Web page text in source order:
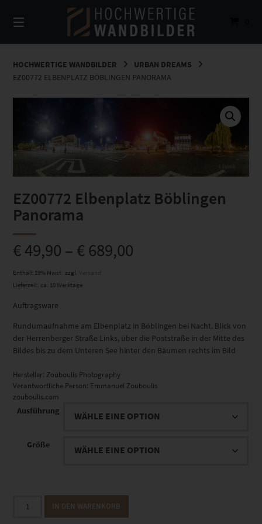
zum
Inhalt
HOCHWERTIGE WANDBILDER
URBAN DREAMS
EZ00772 ELBENPLATZ BÖBLINGEN PANORAMA
EZ00772 Elbenplatz Böblingen
Panorama
€49,90 – € 689,00
Enthält 19% Mwst. zzgl.
Versand
Lieferzeit: ca. 10 Werktage
Auftragsware
Rundumaufnahme am Elbenplatz in Böblingen bei Nacht. Blick von
der Herrenberger Straße Links, über die Poststraße in der Mitte des
Bildes bis zu dem Unteren See hinter den Bäumen rechts im Bild
Hersteller: Zouboulis Photography
Verantwortliche Person: Emmanuel Zouboulis
zouboulis.com
Ausführung
Größe
Elbenplatz
IN DEN WARENKORB